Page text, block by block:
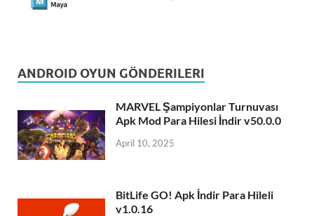
ANDROID OYUN GÖNDERILERI
MARVEL Şampiyonlar Turnuvası
Apk Mod Para Hilesi İndir v50.0.0
April 10, 2025
BitLife GO! Apk İndir Para Hileli
v1.0.16